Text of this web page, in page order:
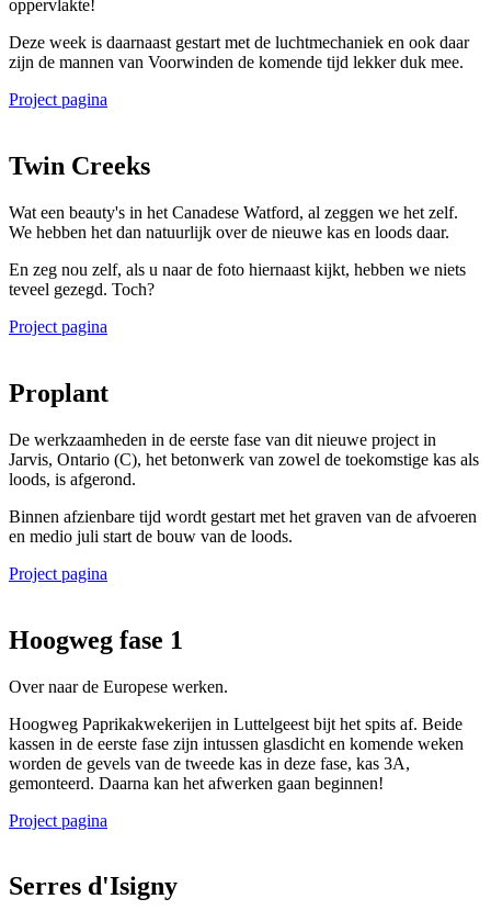
oppervlakte!
Deze week is daarnaast gestart met de luchtmechaniek en ook daar
zijn de mannen van Voorwinden de komende tijd lekker duk mee.
Project pagina
Twin Creeks
Wat een beauty's in het Canadese Watford, al zeggen we het zelf.
We hebben het dan natuurlijk over de nieuwe kas en loods daar.
En zeg nou zelf, als u naar de foto hiernaast kijkt, hebben we niets
teveel gezegd. Toch?
Project pagina
Proplant
De werkzaamheden in de eerste fase van dit nieuwe project in
Jarvis, Ontario (C), het betonwerk van zowel de toekomstige kas als
loods, is afgerond.
Binnen afzienbare tijd wordt gestart met het graven van de afvoeren
en medio juli start de bouw van de loods.
Project pagina
Hoogweg fase 1
Over naar de Europese werken.
Hoogweg Paprikakwekerijen in Luttelgeest bijt het spits af. Beide
kassen in de eerste fase zijn intussen glasdicht en komende weken
worden de gevels van de tweede kas in deze fase, kas 3A,
gemonteerd. Daarna kan het afwerken gaan beginnen!
Project pagina
Serres d'Isigny